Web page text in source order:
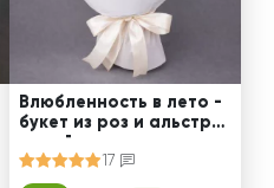
Влюбленность в лето -
букет из роз и альстро
мерий
17